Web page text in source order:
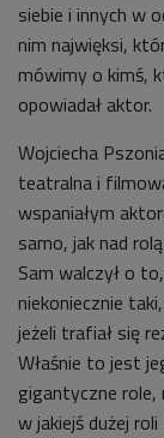
siebie i innych w
nim najwięksi,
mówimy o kimś,
opowiadał aktor.
Wojciecha
teatralna i
wspaniałym
samo, jak nad
Sam walczył o
niekoniecznie
jeżeli trafiał się
Właśnie to jest
gigantyczne role,
w jakiejś dużej